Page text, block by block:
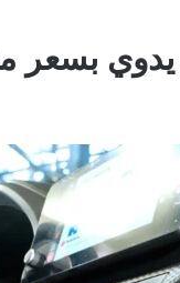
يدوي بسعر